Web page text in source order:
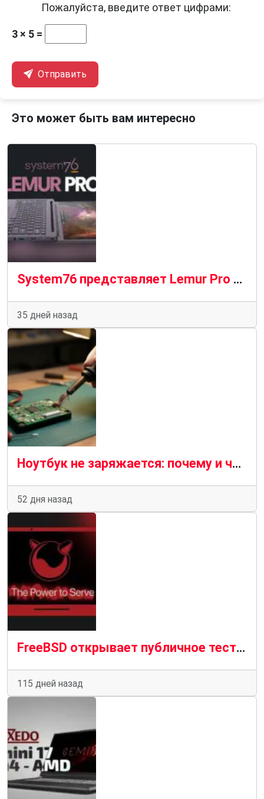
Пожалуйста, введите ответ цифрами:
3 × 5 =
Отправить
Это может быть вам интересно
System76 представляет Lemur Pro 2026 с 18-часовым временем автономной работы и Wi-Fi 7
35 дней назад
Ноутбук не заряжается: почему и что делать — пошаговая диагностика
52 дня назад
FreeBSD открывает публичное тестирование поддержки ноутбуков
115 дней назад